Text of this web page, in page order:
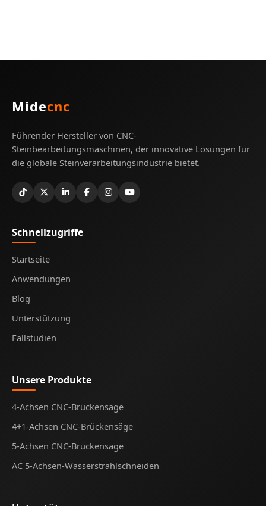
Midecnc
Führender Hersteller von CNC-
Steinbearbeitungsmaschinen, der innovative Lösungen für
die globale Steinverarbeitungsindustrie bietet.
Schnellzugriffe
Startseite
Anwendungen
Blog
Unterstützung
Fallstudien
Unsere Produkte
4-Achsen CNC-Brückensäge
4+1-Achsen CNC-Brückensäge
5-Achsen CNC-Brückensäge
AC 5-Achsen-Wasserstrahlschneiden